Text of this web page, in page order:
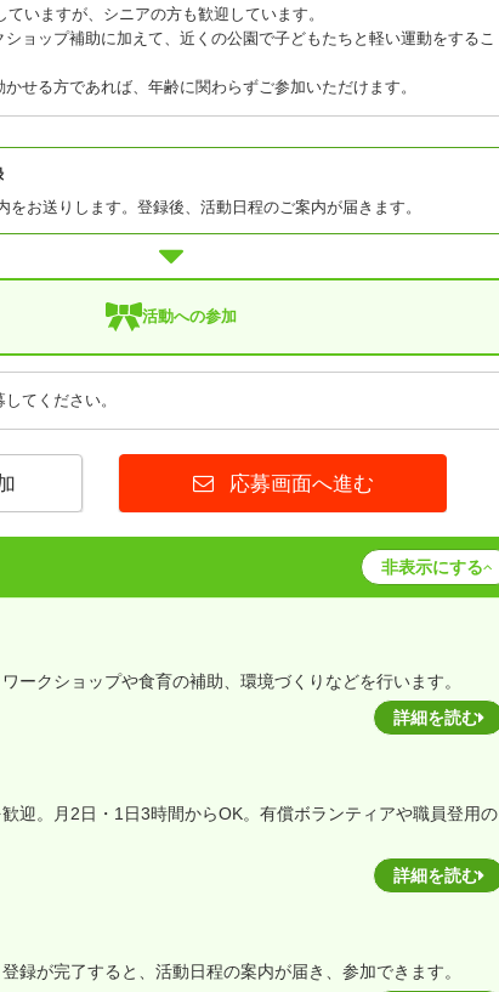
いますが、シニアの方も歓迎しています。
ョップ補助に加えて、近くの公園で子どもたちと軽い運動をするこ
せる方であれば、年齢に関わらずご参加いただけます。
をお送りします。登録後、活動日程のご案内が届きます。
活動への参加
てください。
応募画面へ進む
非表示にする
ークショップや食育の補助、環境づくりなどを行います。
詳細を読む
迎。月2日・1日3時間からOK。有償ボランティアや職員登用の
詳細を読む
録が完了すると、活動日程の案内が届き、参加できます。